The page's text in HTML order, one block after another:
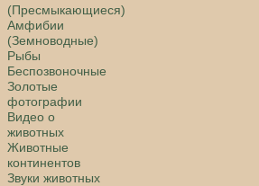
(Пресмыкающиеся)
Амфибии
(Земноводные)
Рыбы
Беспозвоночные
Золотые
фотографии
Видео о
животных
Животные
континентов
Звуки животных